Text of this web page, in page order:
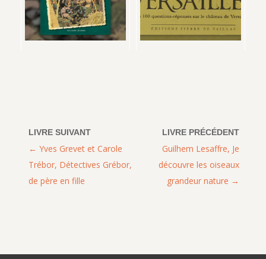
Guilhem Lesaffre, Je
découvre les oiseaux
grandeur nature
Yves Grevet et Carole
Trébor, Détectives Grébor,
de père en fille